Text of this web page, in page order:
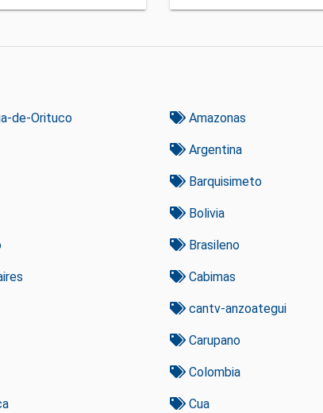
de-Orituco Amazonas
Argentina
Barquisimeto
Bolivia
Brasileno
Cabimas
cantv-anzoategui
Carupano
Colombia
Cua